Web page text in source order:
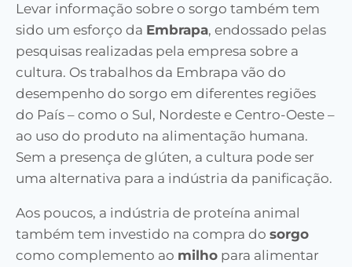
Levar informação sobre o sorgo também tem
sido um esforço da Embrapa, endossado pelas
pesquisas realizadas pela empresa sobre a
cultura. Os trabalhos da Embrapa vão do
desempenho do sorgo em diferentes regiões
do País – como o Sul, Nordeste e Centro-Oeste –
ao uso do produto na alimentação humana.
Sem a presença de glúten, a cultura pode ser
uma alternativa para a indústria da panificação.
Aos poucos, a indústria de proteína animal
também tem investido na compra do sorgo
como complemento ao milho para alimentar